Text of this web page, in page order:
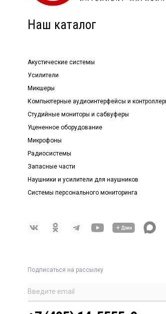
Наш каталог
Акустические системы
Усилители
Микшеры
Компьютерные аудиоинтерфейсы и
Студийные мониторы и сабвуферы
Уцененное оборудование
Микрофоны
Радиосистемы
Запасные части
Наушники и усилители для наушников
Системы персонального мониторинга
Подписаться на рассылку